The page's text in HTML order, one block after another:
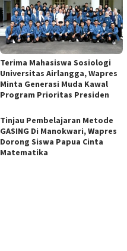
Terima Mahasiswa Sosiologi
Universitas Airlangga, Wapres
Minta Generasi Muda Kawal
Program Prioritas Presiden
Tinjau Pembelajaran Metode
GASING Di Manokwari, Wapres
Dorong Siswa Papua Cinta
Matematika